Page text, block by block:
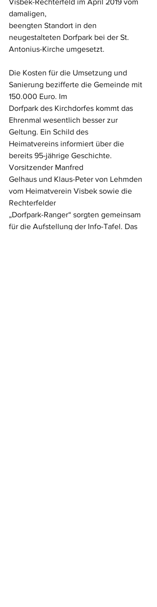
Visbek-Rechterfeld im April 2019 vom
damaligen,
beengten Standort in den
neugestalteten Dorfpark bei der St.
Antonius-Kirche umgesetzt.
Die Kosten für die Umsetzung und
Sanierung bezifferte die Gemeinde mit
150.000 Euro. Im
Dorfpark des Kirchdorfes kommt das
Ehrenmal wesentlich besser zur
Geltung. Ein Schild des
Heimatvereins informiert über die
bereits 95-jährige Geschichte.
Vorsitzender Manfred
Gelhaus und Klaus-Peter von Lehmden
vom Heimatverein Visbek sowie die
Rechterfelder
„Dorfpark-Ranger“ sorgten gemeinsam
für die Aufstellung der Info-Tafel. Das